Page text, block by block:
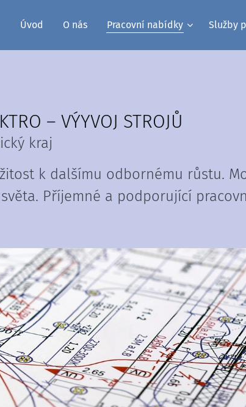
Úvod O nás Pracovní nabídky Služby
– VÝYVOJ STROJŮ
kraj
k dalšímu odbornému růstu.
Příjemné a podporující